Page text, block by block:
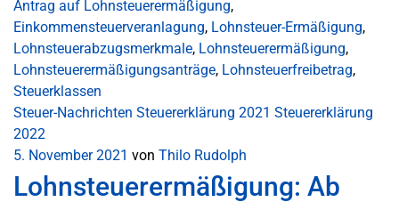
Antrag auf Lohnsteuerermäßigung,
Einkommensteuerveranlagung, Lohnsteuer-Ermäßigung,
Lohnsteuerabzugsmerkmale, Lohnsteuerermäßigung,
Lohnsteuerermäßigungsanträge, Lohnsteuerfreibetrag,
Steuerklassen
Steuer-Nachrichten Steuererklärung 2021 Steuererklärung
2022
5. November 2021 von Thilo Rudolph
Lohnsteuerermäßigung: Ab